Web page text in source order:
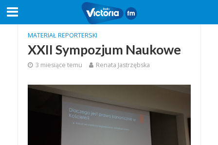
MATERIAŁ REPORTERSKI
XXII Sympozjum Naukowe
3 miesiące temu Renata Jastrzębska